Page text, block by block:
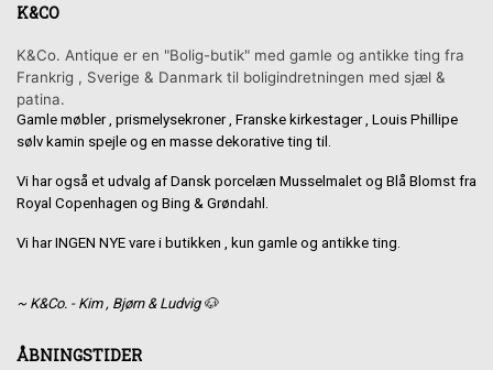
K&CO
K&Co. Antique er en "Bolig-butik" med gamle og antikke ting fra
Frankrig , Sverige & Danmark til boligindretningen med sjæl &
patina.
Gamle møbler , prismelysekroner , Franske kirkestager , Louis Phillipe
sølv kamin spejle og en masse dekorative ting til.
Vi har også et udvalg af Dansk porcelæn Musselmalet og Blå Blomst fra
Royal Copenhagen og Bing & Grøndahl.
Vi har INGEN NYE vare i butikken , kun gamle og antikke ting.
~ K&Co. - Kim , Bjørn & Ludvig 🐶
ÅBNINGSTIDER